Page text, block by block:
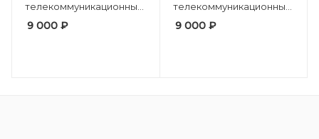
телекоммуникационный
настенный 19" 4U,
9 000 ₽
телекоммуникационный
настенный 19" 4U,
9 000₽